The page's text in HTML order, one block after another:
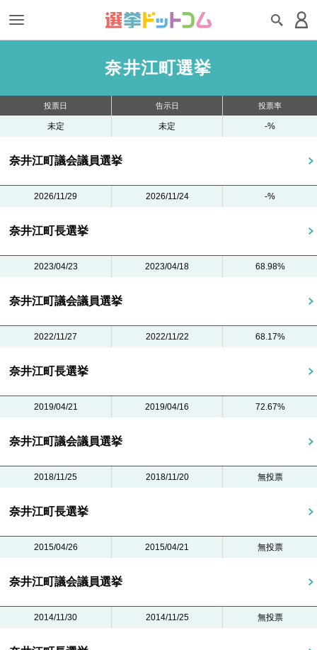
奈井江町選挙
投票日 告示日 投票率
未定 未定 -%
奈井江町議会議員選挙
2026/11/29 2026/11/24 -%
奈井江町長選挙
2023/04/23 2023/04/18 68.98%
奈井江町議会議員選挙
2022/11/27 2022/11/22 68.17%
奈井江町長選挙
2019/04/21 2019/04/16 72.67%
奈井江町議会議員選挙
2018/11/25 2018/11/20 無投票
奈井江町長選挙
2015/04/26 2015/04/21 無投票
奈井江町議会議員選挙
2014/11/30 2014/11/25 無投票